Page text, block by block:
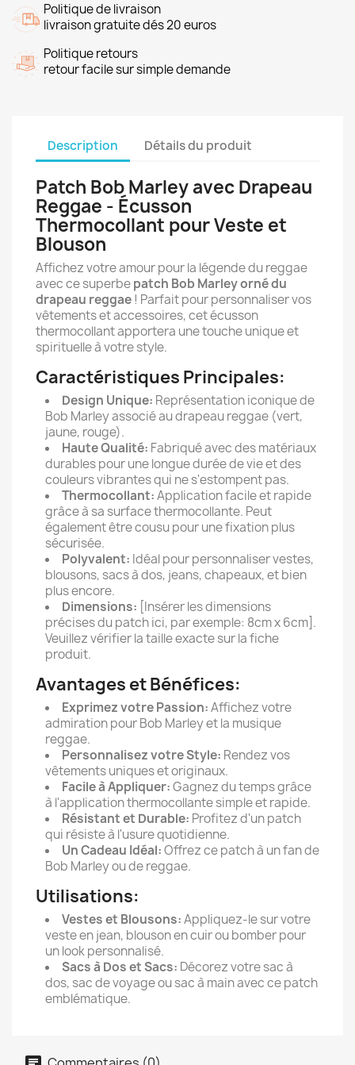
Politique de livraison
livraison gratuite dés 20 euros
Politique retours
retour facile sur simple demande
Description Détails du produit
Patch Bob Marley avec Drapeau
Reggae - Écusson
Thermocollant pour Veste et
Blouson
Affichez votre amour pour la légende du reggae
avec ce superbepatch Bob Marley orné du
drapeau reggae ! Parfait pour personnaliser vos
vêtements et accessoires, cet écusson
thermocollant apportera une touche unique et
spirituelle à votre style.
Caractéristiques Principales:
Design Unique: Représentation iconique de
Bob Marley associé au drapeau reggae (vert,
jaune, rouge).
Haute Qualité: Fabriqué avec des matériaux
durables pour une longue durée de vie et des
couleurs vibrantes qui ne s'estompent pas.
Thermocollant:Application facile et rapide
grâce à sa surface thermocollante. Peut
également être cousu pour une fixation plus
sécurisée.
Polyvalent: Idéal pour personnaliser vestes,
blousons, sacs à dos, jeans, chapeaux, et bien
plus encore.
Dimensions: [Insérer les dimensions
précises du patch ici, par exemple: 8cm x 6cm].
Veuillez vérifier la taille exacte sur la fiche
produit.
Avantages et Bénéfices:
Exprimez votre Passion:Affichez votre
admiration pour Bob Marley et la musique
reggae.
Personnalisez votre Style: Rendez vos
vêtements uniques et originaux.
Facile à Appliquer:Gagnez du temps grâce
à l'application thermocollante simple et rapide.
Résistant et Durable: Profitez d'un patch
qui résiste à l'usure quotidienne.
Un Cadeau Idéal:Offrez ce patch à un fan de
Bob Marley ou de reggae.
Utilisations:
Vestes et Blousons:Appliquez-le sur votre
veste en jean, blouson en cuir ou bomber pour
un look personnalisé.
Sacs à Dos et Sacs: Décorez votre sac à
dos, sac de voyage ou sac à main avec ce patch
emblématique.